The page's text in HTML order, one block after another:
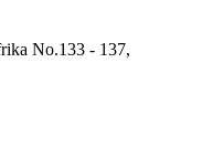
No.133 - 137,